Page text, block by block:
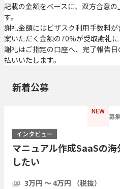
記載の金額をベースに、双方合意
す。
謝礼金額にはビザスク利用手数料
案いただく金額の70%が受取謝礼に
謝礼はご指定の口座へ、完了報告
払いいたします。
新着公募
NEW
募
インタビュー
マニュアル作成SaaSの
したい
3万円 〜 4万円 （税抜）